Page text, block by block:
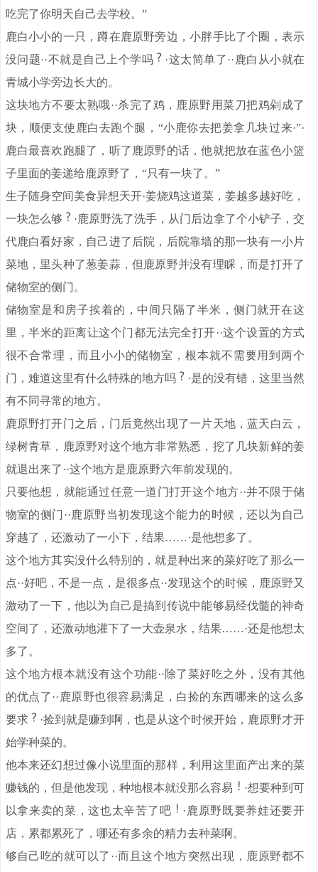
吃完了你明天自己去学校。”
鹿白小小的一只，蹲在鹿原野旁边，小胖手比了个圈，表示
没问题··不就是自己上个学吗
·这太简单了··鹿白从小就在
青城小学旁边长大的。
这块地方不要太熟哦··杀完了鸡，鹿原野用菜刀把鸡剁成了
块，顺便支使鹿白去跑个腿，“小鹿你去把姜拿几块过来·”·
鹿白最喜欢跑腿了，听了鹿原野的话，他就把放在蓝色小篮
子里面的姜递给鹿原野了，“只有一块了。”
生子随身空间美食异想天开·姜烧鸡这道菜，姜越多越好吃，
一块怎么够
·鹿原野洗了洗手，从门后边拿了个小铲子，交
代鹿白看好家，自己进了后院，后院靠墙的那一块有一小片
菜地，里头种了葱姜蒜，但鹿原野并没有理睬，而是打开了
储物室的侧门。
储物室是和房子挨着的，中间只隔了半米，侧门就开在这
里，半米的距离让这个门都无法完全打开··这个设置的方式
很不合常理，而且小小的储物室，根本就不需要用到两个
门，难道这里有什么特殊的地方吗
·是的没有错，这里当然
有不同寻常的地方。
鹿原野打开门之后，门后竟然出现了一片天地，蓝天白云，
绿树青草，鹿原野对这个地方非常熟悉，挖了几块新鲜的姜
就退出来了··这个地方是鹿原野六年前发现的。
只要他想，就能通过任意一道门打开这个地方··并不限于储
物室的侧门··鹿原野当初发现这个能力的时候，还以为自己
穿越了，还激动了一小下，结果……·是他想多了。
这个地方其实没什么特别的，就是种出来的菜好吃了那么一
点··好吧，不是一点，是很多点··发现这个的时候，鹿原野又
激动了一下，他以为自己是搞到传说中能够易经伐髓的神奇
空间了，还激动地灌下了一大壶泉水，结果……·还是他想太
多了。
这个地方根本就没有这个功能··除了菜好吃之外，没有其他
的优点了··鹿原野也很容易满足，白捡的东西哪来的这么多
要求
·捡到就是赚到啊，也是从这个时候开始，鹿原野才开
始学种菜的。
他本来还幻想过像小说里面的那样，利用这里面产出来的菜
赚钱的，但是他发现，种地根本就没那么容易
·想要种到可
以拿来卖的菜，这也太辛苦了吧
·鹿原野既要养娃还要开
店，累都累死了，哪还有多余的精力去种菜啊。
够自己吃的就可以了··而且这个地方突然出现，鹿原野都不